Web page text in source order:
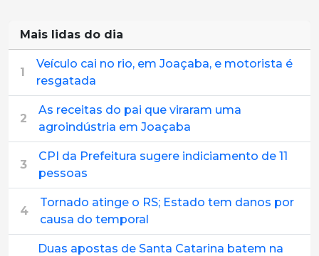
Mais lidas do dia
1
Veículo cai no rio, em Joaçaba, e motorista é
resgatada
2
As receitas do pai que viraram uma
agroindústria em Joaçaba
3
CPI da Prefeitura sugere indiciamento de 11
pessoas
4
Tornado atinge o RS; Estado tem danos por
causa do temporal
Duas apostas de Santa Catarina batem na